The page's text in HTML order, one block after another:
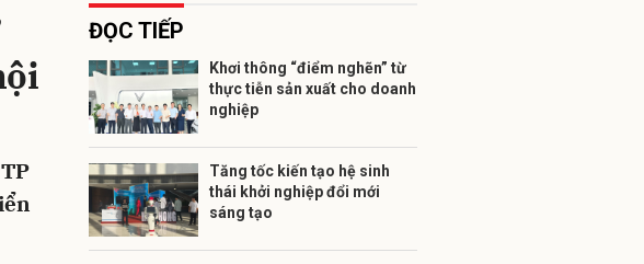
ĐỌC TIẾP
Khơi thông “điểm nghẽn” từ
thực tiễn sản xuất cho doanh
nghiệp
Tăng tốc kiến tạo hệ sinh
thái khởi nghiệp đổi mới
sáng tạo
Gửi